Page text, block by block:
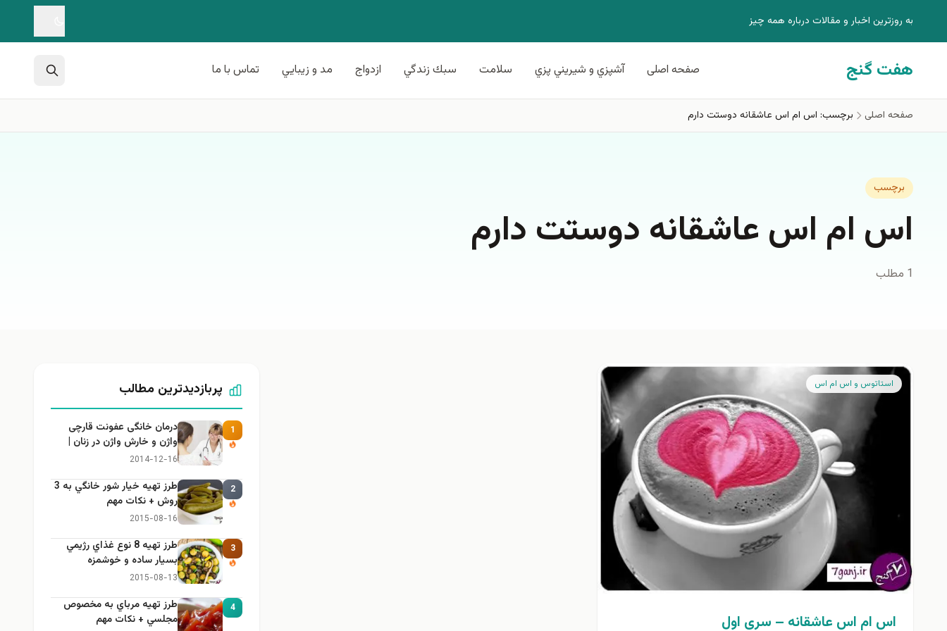
به روزترين اخبار و مقالات درباره همه چيز
هفت گنج صفحه اصلی آشپزي و شيريني پزي سلامت سبك زندگي ازدواج مد و زيبايي تماس با ما
صفحه اصلی برچسب: اس ام اس عاشقانه دوستت دارم
برچسب
اس ام اس عاشقانه دوستت دارم
1 مطلب
استاتوس و اس ام اس
اس ام اس عاشقانه – سری اول
پربازدیدترین مطالب
1
درمان خانگی عفونت قارچی
واژن و خارش واژن در زنان |
راهنمای کامل، ایمن و کاربردی
2014-12-16
2
طرز تهيه خیار شور خانگي به 3
روش + نكات مهم
2015-08-16
3
طرز تهيه 8 نوع غذاي رژيمي
بسيار ساده و خوشمزه
2015-08-13
4
طرز تهيه مرباي به مخصوص
مجلسي + نكات مهم